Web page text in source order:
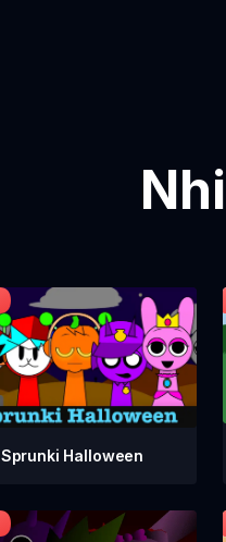
Sprunki Halloween